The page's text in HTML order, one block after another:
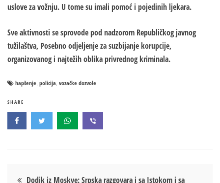
uslove za vožnju. U tome su imali pomoć i pojedinih ljekara.
Sve aktivnosti se sprovode pod nadzorom Republičkog javnog
tužilaštva, Posebno odjeljenje za suzbijanje korupcije,
organizovanog i najtežih oblika privrednog kriminala.
hapšenje, policija, vozačke dozvole
SHARE
Кретање
Dodik iz Moskve: Srpska razgovara i sa Istokom i sa